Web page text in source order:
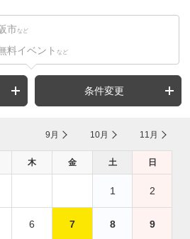
市 など
料イベント など
条件変更
9月 10月 11月
木 金 土 日
1 2
6 7 8 9